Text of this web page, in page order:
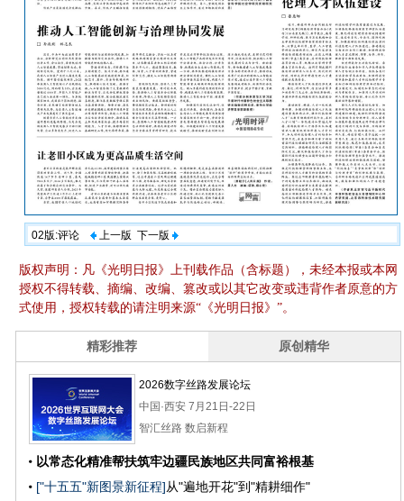
02版:评论 上一版 下一版
版权声明：凡《光明日报》上刊载作品（含标题），未经本报或本网
授权不得转载、摘编、改编、篡改或以其它改变或违背作者原意的方
式使用，授权转载的请注明来源“《光明日报》”。